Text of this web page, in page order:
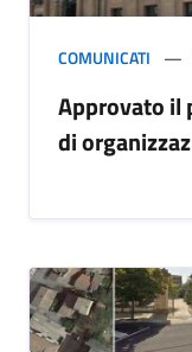
COMUNICATI
Approvato il
di